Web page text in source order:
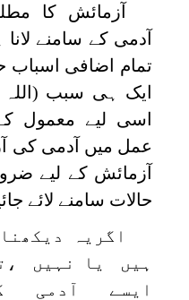
آزمائش کا
آدمی کے سامنے
تمام اضافی
ایک ہی سبب (اللہ
اسی لیے معمول
عمل میں آدمی کی
آزمائش کے لیے
حالات سامنے لائے
اگریہ
ہیں یا نہیں
ایسے آدمی